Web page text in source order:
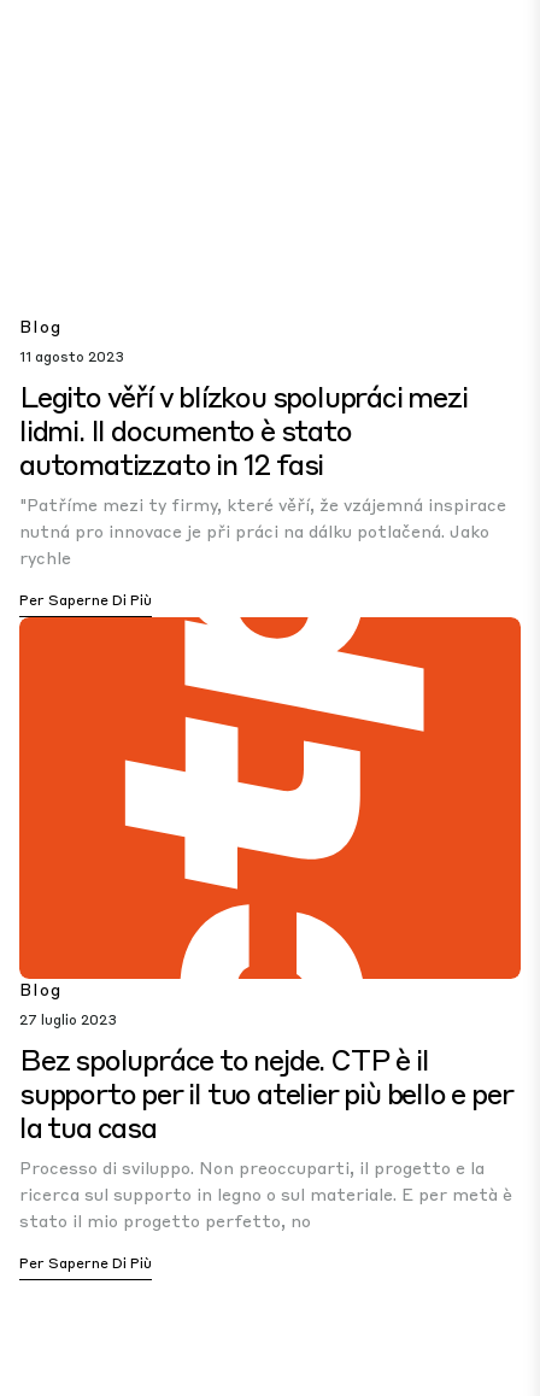
Blog
11 agosto 2023
Legito věří v blízkou spolupráci mezi
lidmi. Il documento è stato
automatizzato in 12 fasi
"Patříme mezi ty firmy, které věří, že vzájemná inspirace
nutná pro innovace je při práci na dálku potlačená. Jako
rychle
Per Saperne Di Più
Blog
27 luglio 2023
Bez spolupráce to nejde. CTP è il
supporto per il tuo atelier più bello e per
la tua casa
Processo di sviluppo. Non preoccuparti, il progetto e la
ricerca sul supporto in legno o sul materiale. E per metà è
stato il mio progetto perfetto, no
Per Saperne Di Più